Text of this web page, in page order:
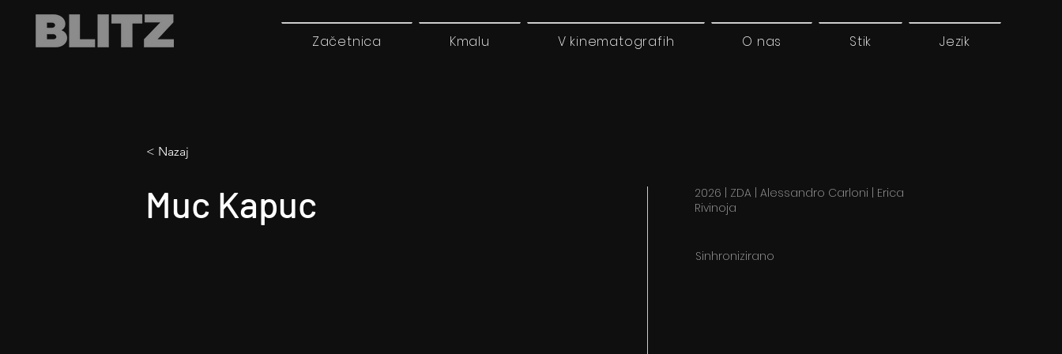
Začetnica Kmalu V kinematografih O nas Stik Jezik
< Nazaj
Muc Kapuc
2026 | ZDA | Alessandro Carloni | Erica
Rivinoja
Sinhronizirano